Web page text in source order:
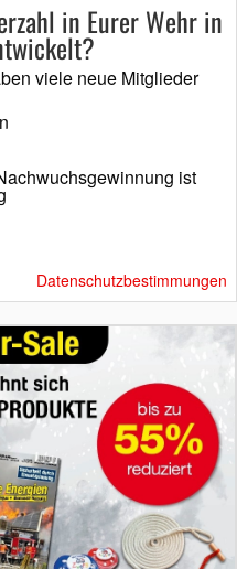
in Eurer Wehr in
viele neue Mitglieder
ist
Datenschutzbestimmungen